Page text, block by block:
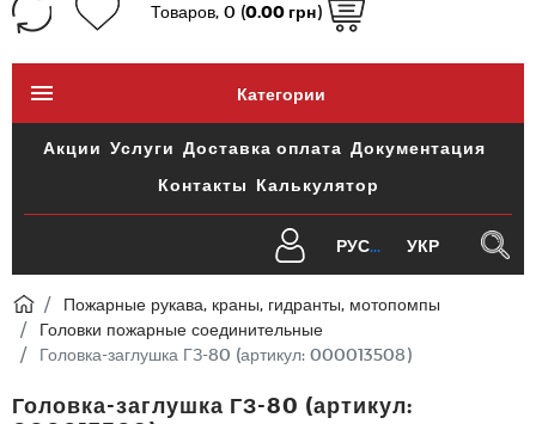
Товаров, 0 (0.00 грн)
Категории
Акции Услуги Доставка оплата Документация
Контакты Калькулятор
РУС УКР
Пожарные рукава, краны, гидранты, мотопомпы
Головки пожарные соединительные
Головка-заглушка ГЗ-80 (артикул: 000013508)
Головка-заглушка ГЗ-80 (артикул: